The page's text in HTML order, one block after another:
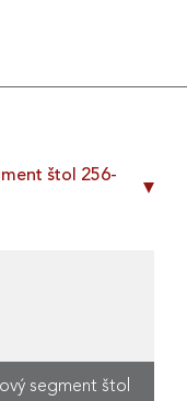
štol 256-
segment štol